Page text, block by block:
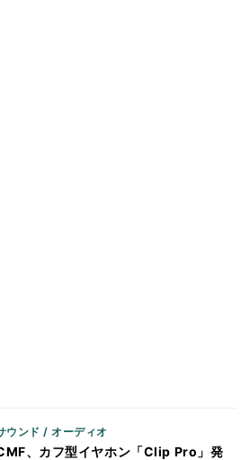
ウンド / オーディオ
、カフ型イヤホン「Clip Pro」発